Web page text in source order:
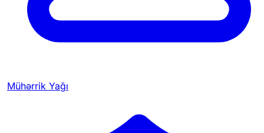
Mühərrik Yağı